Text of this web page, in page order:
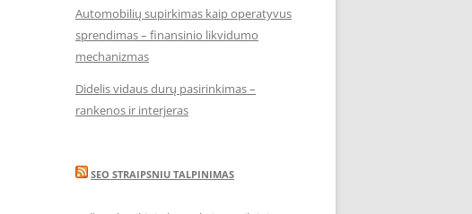
Automobilių supirkimas kaip operatyvus
sprendimas – finansinio likvidumo
mechanizmas
Didelis vidaus durų pasirinkimas –
rankenos ir interjeras
SEO STRAIPSNIU TALPINIMAS